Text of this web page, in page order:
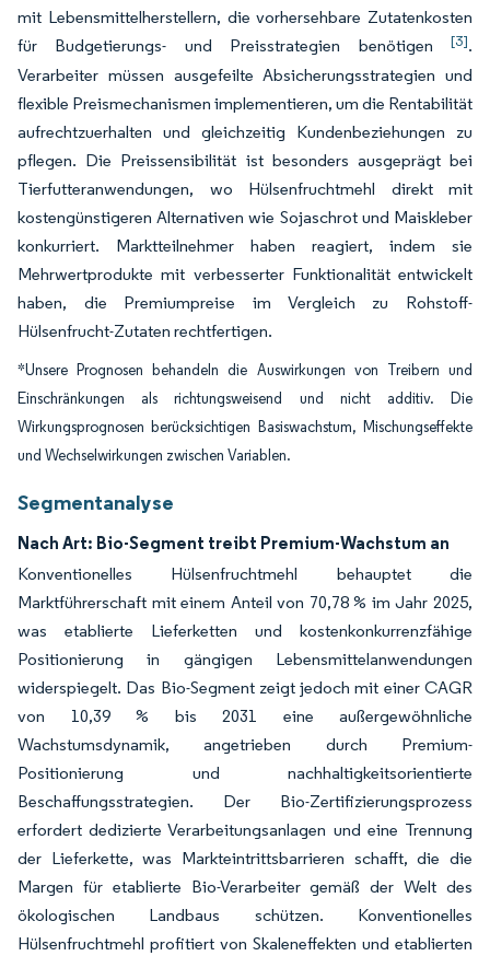
mit Lebensmittelherstellern, die vorhersehbare Zutatenkosten
für Budgetierungs- und Preisstrategien benötigen [3].
Verarbeiter müssen ausgefeilte Absicherungsstrategien und
flexible Preismechanismen implementieren, um die Rentabilität
aufrechtzuerhalten und gleichzeitig Kundenbeziehungen zu
pflegen. Die Preissensibilität ist besonders ausgeprägt bei
Tierfutteranwendungen, wo Hülsenfruchtmehl direkt mit
kostengünstigeren Alternativen wie Sojaschrot und Maiskleber
konkurriert. Marktteilnehmer haben reagiert, indem sie
Mehrwertprodukte mit verbesserter Funktionalität entwickelt
haben, die Premiumpreise im Vergleich zu Rohstoff-
Hülsenfrucht-Zutaten rechtfertigen.
*Unsere Prognosen behandeln die Auswirkungen von Treibern und
Einschränkungen als richtungsweisend und nicht additiv. Die
Wirkungsprognosen berücksichtigen Basiswachstum, Mischungseffekte
und Wechselwirkungen zwischen Variablen.
Segmentanalyse
Nach Art: Bio-Segment treibt Premium-Wachstum an
Konventionelles Hülsenfruchtmehl behauptet die
Marktführerschaft mit einem Anteil von 70,78 % im Jahr 2025,
was etablierte Lieferketten und kostenkonkurrenzfähige
Positionierung in gängigen Lebensmittelanwendungen
widerspiegelt. Das Bio-Segment zeigt jedoch mit einer CAGR
von 10,39 % bis 2031 eine außergewöhnliche
Wachstumsdynamik, angetrieben durch Premium-
Positionierung und nachhaltigkeitsorientierte
Beschaffungsstrategien. Der Bio-Zertifizierungsprozess
erfordert dedizierte Verarbeitungsanlagen und eine Trennung
der Lieferkette, was Markteintrittsbarrieren schafft, die die
Margen für etablierte Bio-Verarbeiter gemäß der Welt des
ökologischen Landbaus schützen. Konventionelles
Hülsenfruchtmehl profitiert von Skaleneffekten und etablierten